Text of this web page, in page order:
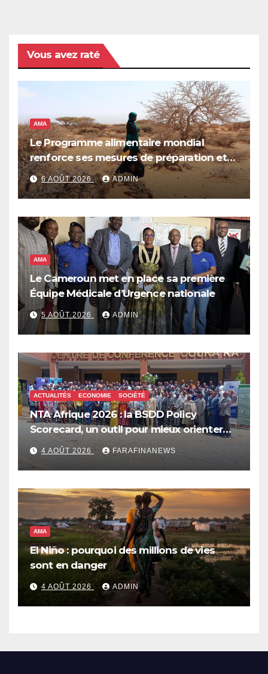
Vous avez raté
AMA
Le Programme alimentaire mondial
renforce ses mesures de préparation et
de réponse face à la menace d’El Niño,
qui pourrait plonger des dizaines de
millions de personnes dans l’insécurité
alimentaire aiguë
6 AOÛT 2026 ADMIN
AMA
Le Cameroun met en place sa première
Équipe Médicale d’Urgence nationale
5 AOÛT 2026 ADMIN
ACTUALITÉS ECONOMIE SOCIÉTÉ
NTA Afrique 2026 : la BSDD Policy
Scorecard, un outil pour mieux orienter
les dépenses publiques
4 AOÛT 2026 FARAFINANEWS
AMA
El Niño : pourquoi des millions de vies
sont en danger
4 AOÛT 2026 ADMIN